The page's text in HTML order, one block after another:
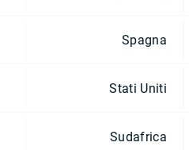
Spagna
Stati Uniti
Sudafrica